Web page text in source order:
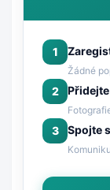
1
Žádné
2
3 Spojte